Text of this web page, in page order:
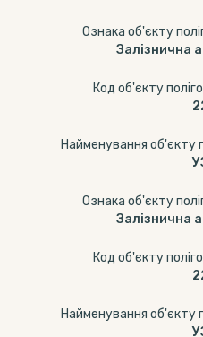
Ознака об'єкту
Залізнична
Код об'єкту
Найменування об'єкту
Ознака об'єкту
Залізнична
Код об'єкту
Найменування об'єкту